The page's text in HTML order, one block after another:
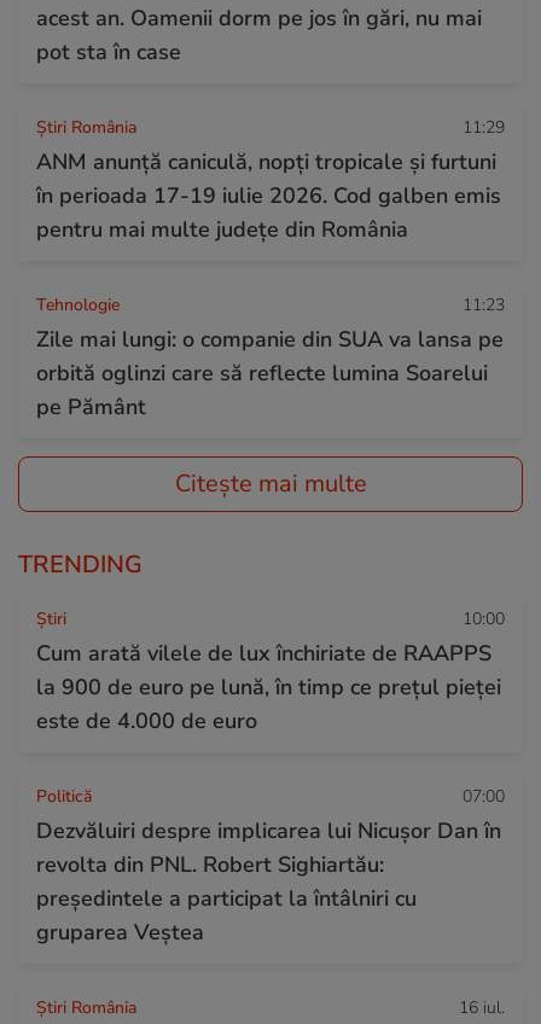
acest an. Oamenii dorm pe jos în gări, nu mai
pot sta în case
Știri România 11:29
ANM anunță caniculă, nopți tropicale și furtuni
în perioada 17-19 iulie 2026. Cod galben emis
pentru mai multe județe din România
Tehnologie 11:23
Zile mai lungi: o companie din SUA va lansa pe
orbită oglinzi care să reflecte lumina Soarelui
pe Pământ
Citește mai multe
TRENDING
Ştiri 10:00
Cum arată vilele de lux închiriate de RAAPPS
la 900 de euro pe lună, în timp ce prețul pieței
este de 4.000 de euro
Politică 07:00
Dezvăluiri despre implicarea lui Nicușor Dan în
revolta din PNL. Robert Sighiartău:
președintele a participat la întâlniri cu
gruparea Veștea
Știri România 16 iul.